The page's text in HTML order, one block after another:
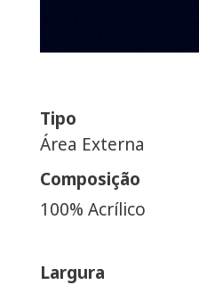
Tipo
Área Externa
Composição
100% Acrílico
Largura